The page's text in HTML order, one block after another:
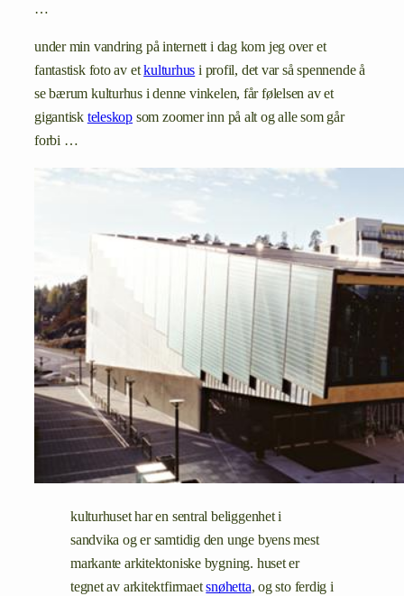
…
under min vandring på internett i dag kom jeg over et
fantastisk foto av etkulturhus i profil, det var så spennende å
se bærum kulturhus i denne vinkelen, får følelsen av et
gigantisk teleskop som zoomer inn på alt og alle som går
forbi …
kulturhuset har en sentral beliggenhet i
sandvika og er samtidig den unge byens mest
markante arkitektoniske bygning. huset er
tegnet av arkitektfirmaetsnøhetta, og sto ferdig i